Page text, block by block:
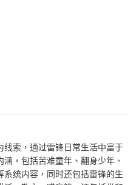
索，通过雷锋日常生活中富于
，包括苦难童年、翻身少年、
统内容，同时还包括雷锋的生